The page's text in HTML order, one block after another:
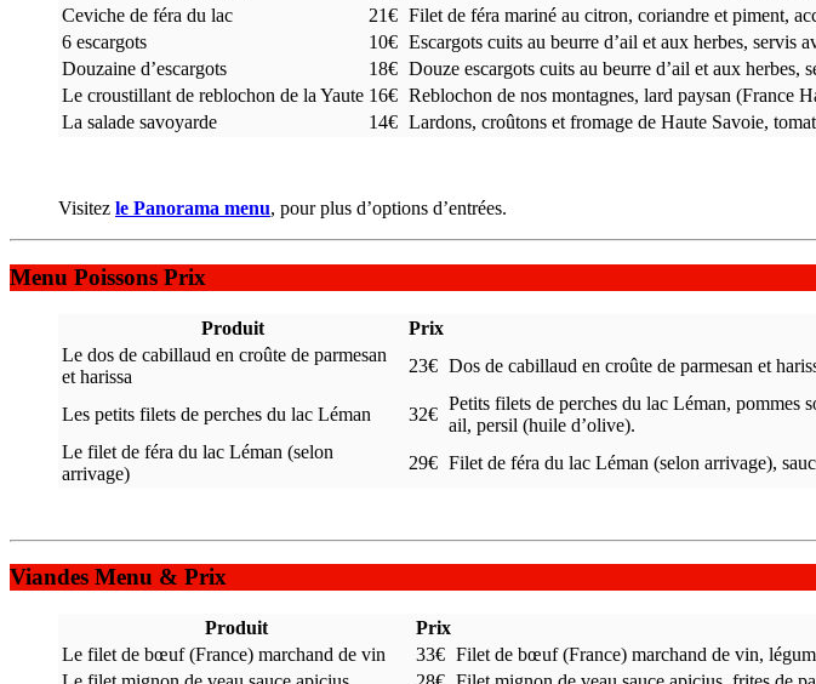
Ceviche de féra du lac
21€ Filet de féra mariné au citron, coriandre et piment,
6 escargots
10€ Escargots cuits au beurre d’ail et aux herbes, servis
Douzaine d’escargots
18€ Douze escargots cuits au beurre d’ail et aux herbes,
Le croustillant de reblochon de la Yaute 16€ Reblochon de nos montagnes, lard paysan (France
La salade savoyarde
14€ Lardons, croûtons et fromage de Haute Savoie,
Visitez le Panorama menu, pour plus d’options d’entrées.
Menu Poissons Prix
Produit Prix
Le dos de cabillaud en croûte de parmesan
et harissa
23€ Dos de cabillaud en croûte de parmesan et
Les petits filets de perches du lac Léman 32€
Petits filets de perches du lac Léman, pommes
ail, persil (huile d’olive).
Le filet de féra du lac Léman (selon
arrivage)
29€ Filet de féra du lac Léman (selon arrivage),
Viandes Menu & Prix
Produit Prix
Le filet de bœuf (France) marchand de vin
33€ Filet de bœuf (France) marchand de vin,